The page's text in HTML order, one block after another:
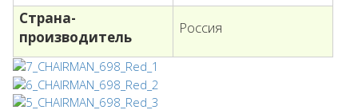
Страна-
производитель
Россия